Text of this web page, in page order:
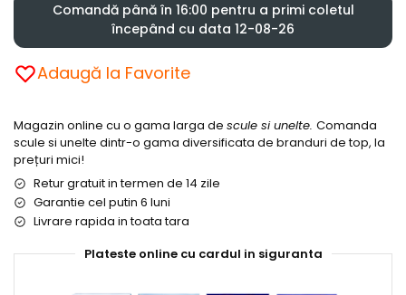
Comandă până în 16:00 pentru a primi coletul
începând cu data 12-08-26
Adaugă la Favorite
Magazin online cu o gama larga de scule si unelte. Comanda
scule si unelte dintr-o gama diversificata de branduri de top, la
prețuri mici!
Retur gratuit in termen de 14 zile
Garantie cel putin 6 luni
Livrare rapida in toata tara
Plateste online cu cardul in siguranta